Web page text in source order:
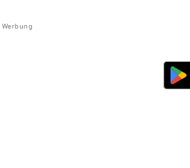
Werbung